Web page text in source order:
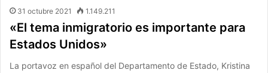
31 octubre 2021 1.149.211
«El tema inmigratorio es importante para
Estados Unidos»
La portavoz en español del Departamento de Estado, Kristina